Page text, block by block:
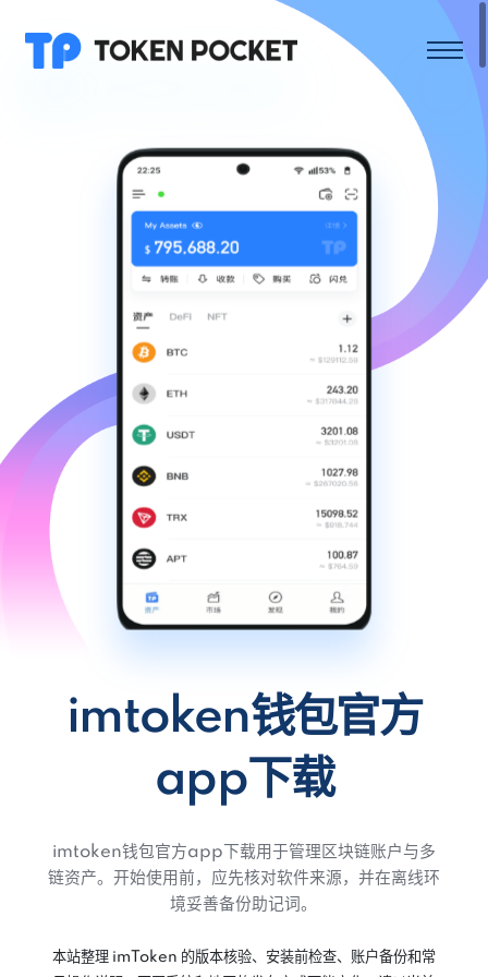
imtoken钱包官方
app下载
imtoken钱包官方app下载用于管理区块链账户与多
链资产。开始使用前，应先核对软件来源，并在离线环
境妥善备份助记词。
本站整理 imToken 的版本核验、安装前检查、账户备份和常